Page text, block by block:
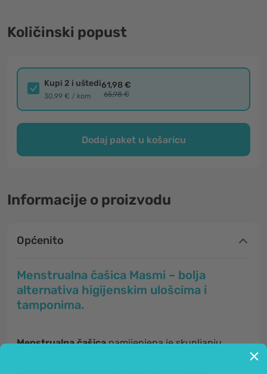
Količinski popust
Kupi 2 i uštedi
30,99 € / kom
61,98 €
65,98 €
Dodaj paket u košaricu
Informacije o proizvodu
Općenito
Menstrualna čašica Masmi – bolja
alternativa higijenskim ulošcima i
tamponima.
Menstrualna čašicanamijenjena je skupljanju